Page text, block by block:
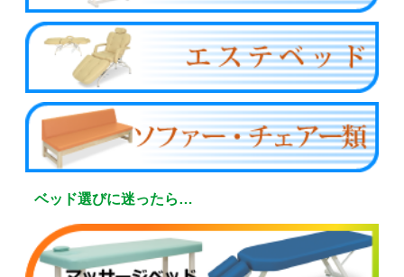
ベッド選びに迷ったら…